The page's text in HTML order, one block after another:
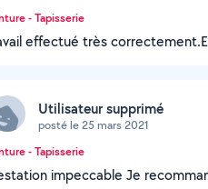
- Tapisserie
effectué très
Utilisateur supprimé
posté le 25 mars 2021
- Tapisserie
impeccable Je